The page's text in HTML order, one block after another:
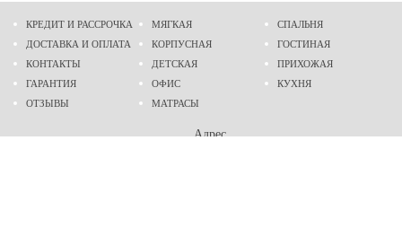
КРЕДИТ И РАССРОЧКА
ДОСТАВКА И ОПЛАТА
КОНТАКТЫ
ГАРАНТИЯ
ОТЗЫВЫ
МЯГКАЯ
КОРПУСНАЯ
ДЕТСКАЯ
ОФИС
МАТРАСЫ
СПАЛЬНЯ
ГОСТИНАЯ
ПРИХОЖАЯ
КУХНЯ
Адрес